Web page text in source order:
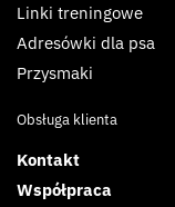
Linki treningowe
Adresówki dla psa
Przysmaki
Obsługa klienta
Kontakt
Współpraca